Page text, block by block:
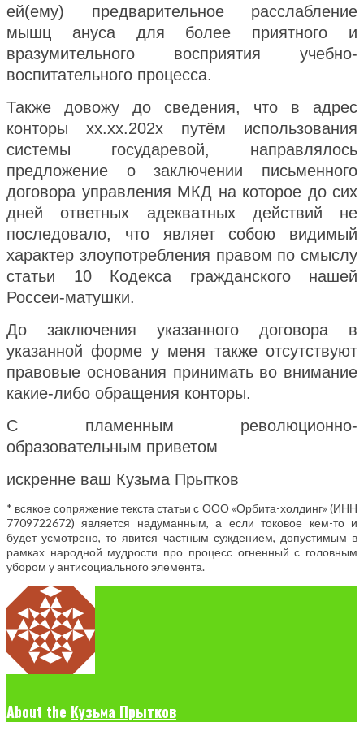
ей(ему) предварительное расслабление
мышц ануса для более приятного и
вразумительного восприятия учебно-
воспитательного процесса.
Также довожу до сведения, что в адрес
конторы хх.хх.202х путём использования
системы государевой, направлялось
предложение о заключении письменного
договора управления МКД на которое до сих
дней ответных адекватных действий не
последовало, что являет собою видимый
характер злоупотребления правом по смыслу
статьи 10 Кодекса гражданского нашей
Россеи-матушки.
До заключения указанного договора в
указанной форме у меня также отсутствуют
правовые основания принимать во внимание
какие-либо обращения конторы.
С пламенным революционно-
образовательным приветом
искренне ваш Кузьма Прытков
* всякое сопряжение текста статьи с ООО «Орбита-холдинг» (ИНН
7709722672) является надуманным, а если токовое кем-то и
будет усмотрено, то явится частным суждением, допустимым в
рамках народной мудрости про процесс огненный с головным
убором у антисоциального элемента.
About the Кузьма Прытков